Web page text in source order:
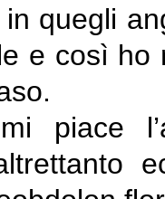
quegli
e così ho
piace